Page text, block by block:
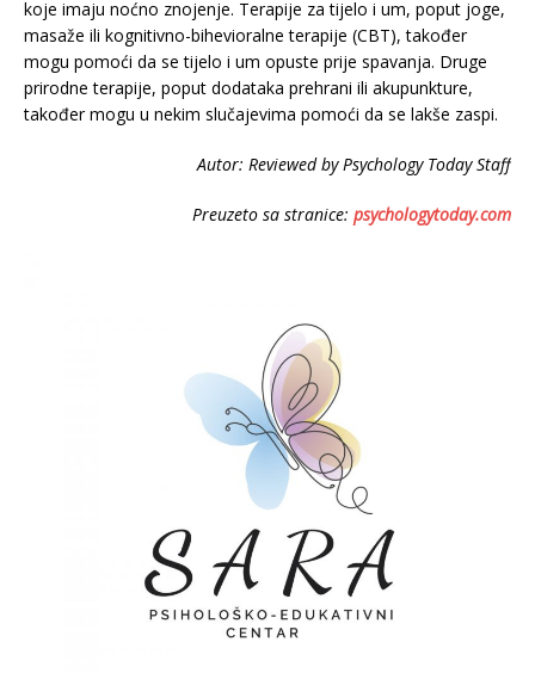
koje imaju noćno znojenje. Terapije za tijelo i um, poput joge,
masaže ili kognitivno-bihevioralne terapije (CBT), također
mogu pomoći da se tijelo i um opuste prije spavanja. Druge
prirodne terapije, poput dodataka prehrani ili akupunkture,
također mogu u nekim slučajevima pomoći da se lakše zaspi.
Autor: Reviewed by Psychology Today Staff
Preuzeto sa stranice: psychologytoday.com